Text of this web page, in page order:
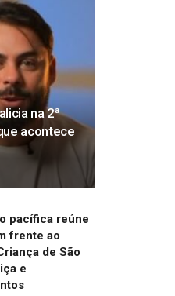
na 2ª
acontece
pacífica reúne
frente ao
de São
e